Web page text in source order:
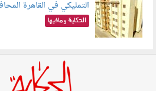
080801.jpg التمليكي في القاهرة
الحكاية ومافيها